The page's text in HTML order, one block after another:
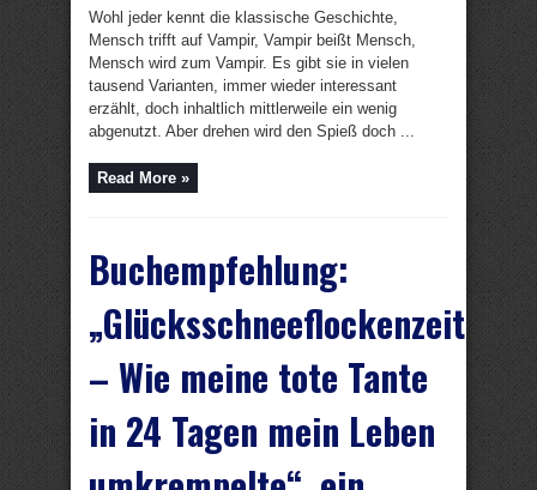
Wohl jeder kennt die klassische Geschichte,
Mensch trifft auf Vampir, Vampir beißt Mensch,
Mensch wird zum Vampir. Es gibt sie in vielen
tausend Varianten, immer wieder interessant
erzählt, doch inhaltlich mittlerweile ein wenig
abgenutzt. Aber drehen wird den Spieß doch ...
Read More »
Buchempfehlung:
„Glücksschneeflockenzeit
– Wie meine tote Tante
in 24 Tagen mein Leben